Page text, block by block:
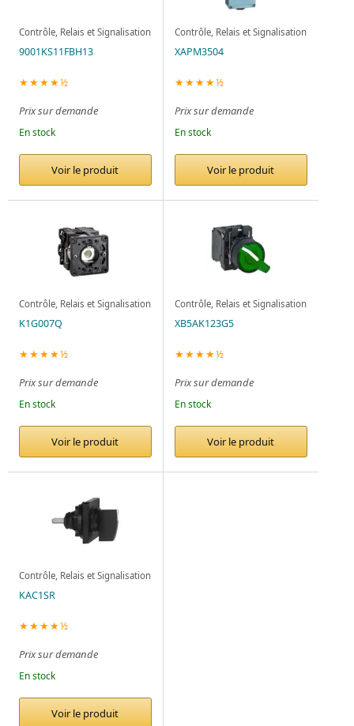
Contrôle, Relais et Signalisation
9001KS11FBH13
★★★★½
Prix sur demande
En stock
Voir le produit
Contrôle, Relais et Signalisation
XAPM3504
★★★★½
Prix sur demande
En stock
Voir le produit
Contrôle, Relais et Signalisation
K1G007Q
★★★★½
Prix sur demande
En stock
Voir le produit
Contrôle, Relais et Signalisation
XB5AK123G5
★★★★½
Prix sur demande
En stock
Voir le produit
Contrôle, Relais et Signalisation
KAC1SR
★★★★½
Prix sur demande
En stock
Voir le produit